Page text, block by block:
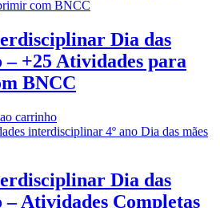
Dia das
– +25 Atividades para
BNCC
carrinho
Dia das
– Atividades Completas